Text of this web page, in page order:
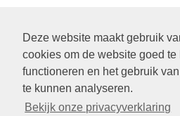
Deze website maakt gebruik
cookies om de website goed te
functioneren en het gebruik
te kunnen analyseren.
Bekijk onze privacyverklaring